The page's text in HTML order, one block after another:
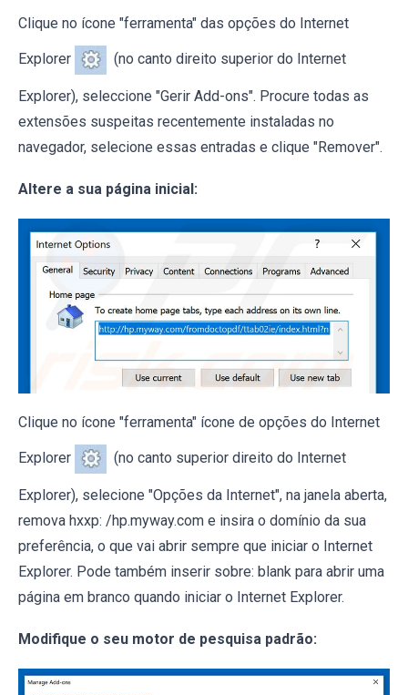
Clique no ícone "ferramenta" das opções do Internet
Explorer (no canto direito superior do Internet
Explorer), seleccione "Gerir Add-ons". Procure todas as
extensões suspeitas recentemente instaladas no
navegador, selecione essas entradas e clique "Remover".
Altere a sua página inicial:
Clique no ícone "ferramenta" ícone de opções do Internet
Explorer (no canto superior direito do Internet
Explorer), selecione "Opções da Internet", na janela aberta,
remova hxxp: /hp.myway.com e insira o domínio da sua
preferência, o que vai abrir sempre que iniciar o Internet
Explorer. Pode também inserir sobre: blank para abrir uma
página em branco quando iniciar o Internet Explorer.
Modifique o seu motor de pesquisa padrão: